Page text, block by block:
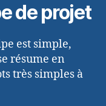
de projet
est simple,
résume en
très simples à